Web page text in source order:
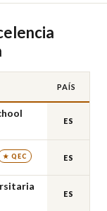
PAÍS
ES
★ QEC ES
ES